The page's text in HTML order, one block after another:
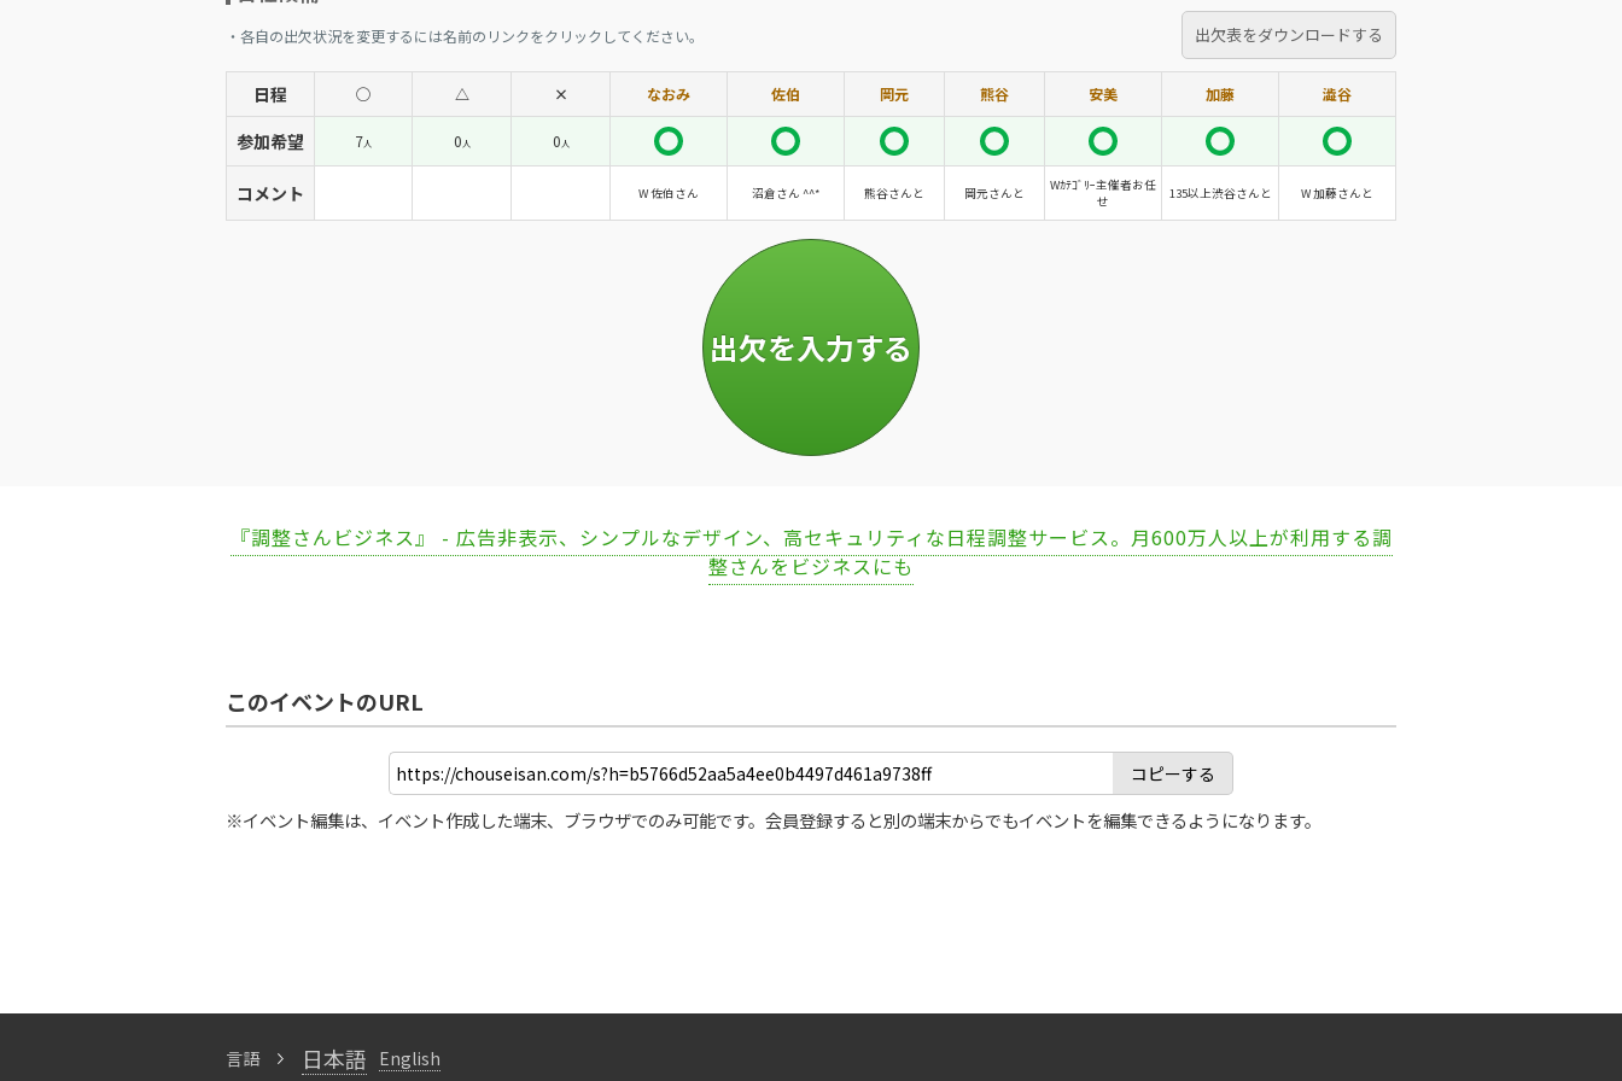
・各自の出欠状況を変更するには名前のリンクをクリックしてください。 出欠表をダウンロードする
日程 ◯ △ × なおみ 佐伯 岡元 熊谷 安美 加藤 澁谷
参加希望 7人 0人 0人
コメント W 佐伯さん 沼倉さん ^^* 熊谷さんと 岡元さんと
Wｶﾃｺﾞﾘｰ主催者お任
せ
135以上渋谷さんと W 加藤さんと
『調整さんビジネス』 - 広告非表示、シンプルなデザイン、高セキュリティな日程調整サービス。月600万人以上が利用する調
整さんをビジネスにも
このイベントのURL
コピーする
※イベント編集は、イベント作成した端末、ブラウザでのみ可能です。会員登録すると別の端末からでもイベントを編集できるようになります。
言語 日本語 English